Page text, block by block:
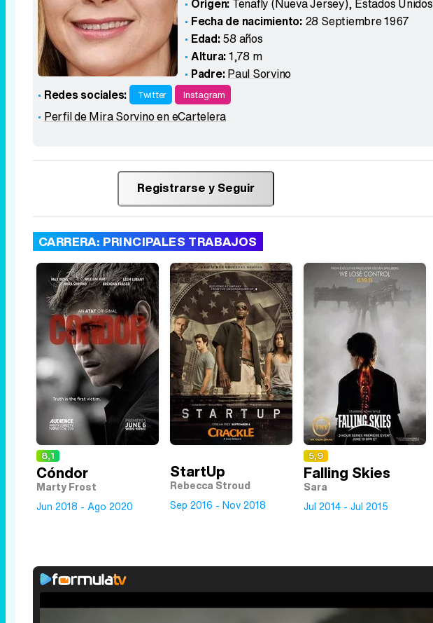
Origen: Tenafly (Nueva Jersey), Estados Unidos
Fecha de nacimiento: 28 Septiembre 1967
Edad:58 años
Altura:1,78 m
Padre:Paul Sorvino
Redes sociales:
Twitter Instagram
Perfil de Mira Sorvino en eCartelera
Registrarse y Seguir
CARRERA: PRINCIPALES TRABAJOS
8,1
Cóndor
Marty Frost
Jun 2018 - Ago 2020
StartUp
Rebecca Stroud
Sep 2016 - Nov 2018
5,9
Falling Skies
Sara
Jul 2014 - Jul 2015